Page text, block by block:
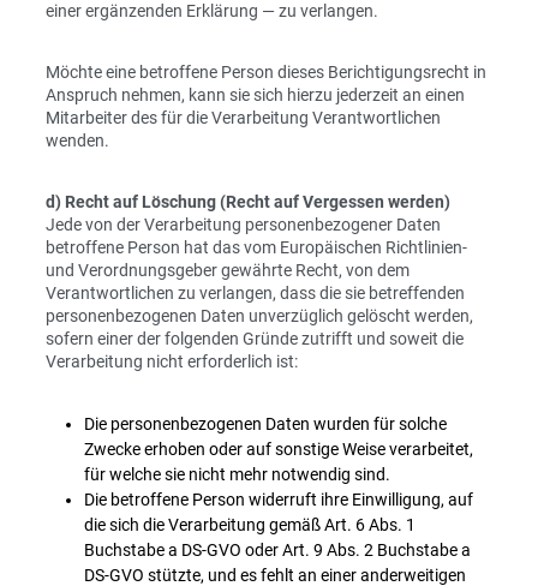
einer ergänzenden Erklärung — zu verlangen.
Möchte eine betroffene Person dieses Berichtigungsrecht in
Anspruch nehmen, kann sie sich hierzu jederzeit an einen
Mitarbeiter des für die Verarbeitung Verantwortlichen
wenden.
d) Recht auf Löschung (Recht auf Vergessen werden)
Jede von der Verarbeitung personenbezogener Daten
betroffene Person hat das vom Europäischen Richtlinien-
und Verordnungsgeber gewährte Recht, von dem
Verantwortlichen zu verlangen, dass die sie betreffenden
personenbezogenen Daten unverzüglich gelöscht werden,
sofern einer der folgenden Gründe zutrifft und soweit die
Verarbeitung nicht erforderlich ist:
Die personenbezogenen Daten wurden für solche
Zwecke erhoben oder auf sonstige Weise verarbeitet,
für welche sie nicht mehr notwendig sind.
Die betroffene Person widerruft ihre Einwilligung, auf
die sich die Verarbeitung gemäß Art. 6 Abs. 1
Buchstabe a DS-GVO oder Art. 9 Abs. 2 Buchstabe a
DS-GVO stützte, und es fehlt an einer anderweitigen